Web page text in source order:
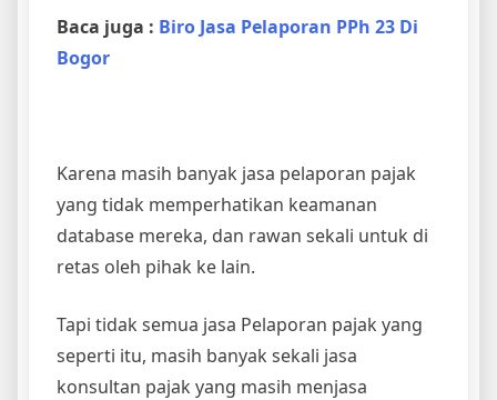
Baca juga : Biro Jasa Pelaporan PPh 23 Di
Bogor
Karena masih banyak jasa pelaporan pajak
yang tidak memperhatikan keamanan
database mereka, dan rawan sekali untuk di
retas oleh pihak ke lain.
Tapi tidak semua jasa Pelaporan pajak yang
seperti itu, masih banyak sekali jasa
konsultan pajak yang masih menjasa